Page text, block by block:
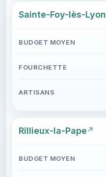
Sainte-Foy-lès-Lyon
Rillieux-la-Pape